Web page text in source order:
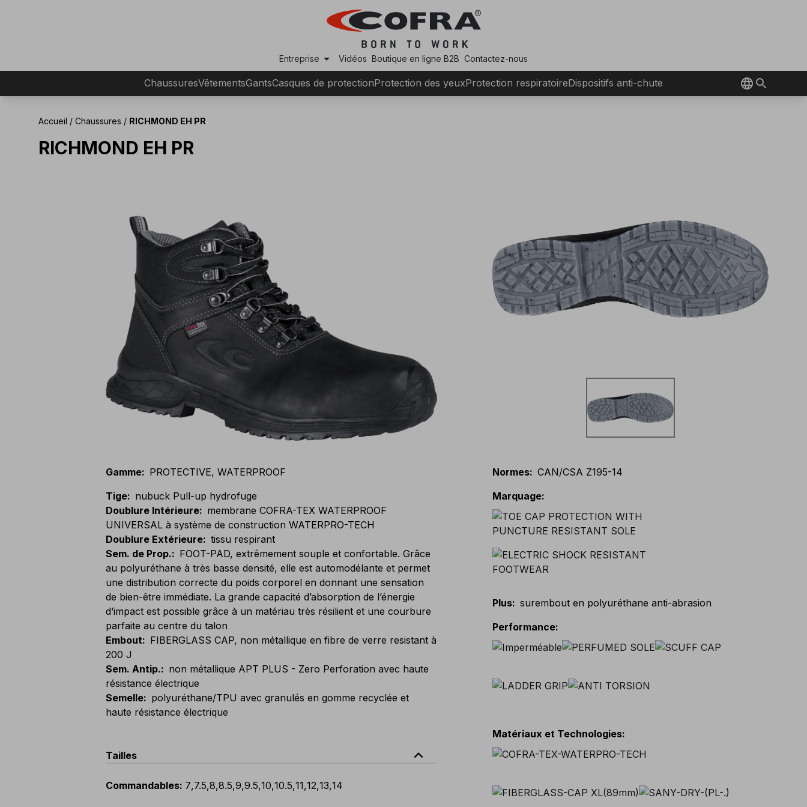
Entreprise arrow_drop_down Vidéos Boutique en ligne B2B Contactez-nous
ChaussuresVêtementsGantsCasques de protectionProtection des yeuxProtection respiratoireDispositifs anti-chute
Accueil / Chaussures / RICHMOND EH PR
RICHMOND EH PR
Gamme: PROTECTIVE, WATERPROOF
Tige: nubuck Pull-up hydrofuge
Doublure Intérieure: membrane COFRA-TEX WATERPROOF
UNIVERSAL à système de construction WATERPRO-TECH
Doublure Extérieure: tissu respirant
Sem. de Prop.: FOOT-PAD, extrêmement souple et confortable. Grâce
au polyuréthane à très basse densité, elle est automodélante et permet
une distribution correcte du poids corporel en donnant une sensation
de bien-être immédiate. La grande capacité d’absorption de l’énergie
d’impact est possible grâce à un matériau très résilient et une courbure
parfaite au centre du talon
Embout: FIBERGLASS CAP, non métallique en fibre de verre resistant à
200 J
Sem. Antip.: non métallique APT PLUS - Zero Perforation avec haute
résistance électrique
Semelle: polyuréthane/TPU avec granulés en gomme recyclée et
haute résistance électrique
Tailles expand_less
Commandables: 7,7.5,8,8.5,9,9.5,10,10.5,11,12,13,14
Normes: CAN/CSA Z195-14
Marquage:
Plus: surembout en polyuréthane anti-abrasion
Performance:
Matériaux et Technologies: